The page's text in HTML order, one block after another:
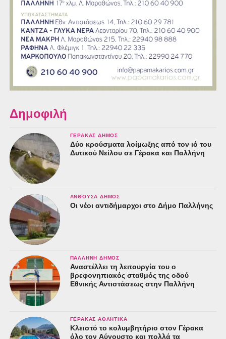
Δημοφιλή
ΓΈΡΑΚΑΣ ΔΉΜΟΣ
Δύο κρούσματα λοίμωξης από τον ιό του
Δυτικού Νείλου σε Γέρακα και Παλλήνη
ΑΝΘΟΎΣΑ ΔΉΜΟΣ
Οι νέοι αντιδήμαρχοι στο Δήμο Παλλήνης
ΠΑΛΛΉΝΗ ΔΉΜΟΣ
Αναστέλλει τη λειτουργία του ο
βρεφονηπιακός σταθμός της οδού
Εθνικής Αντιστάσεως στην Παλλήνη
ΓΈΡΑΚΑΣ ΑΘΛΗΤΙΚΆ
Κλειστό το κολυμβητήριο στον Γέρακα
όλο τον Αύγουστο και πολλά τα